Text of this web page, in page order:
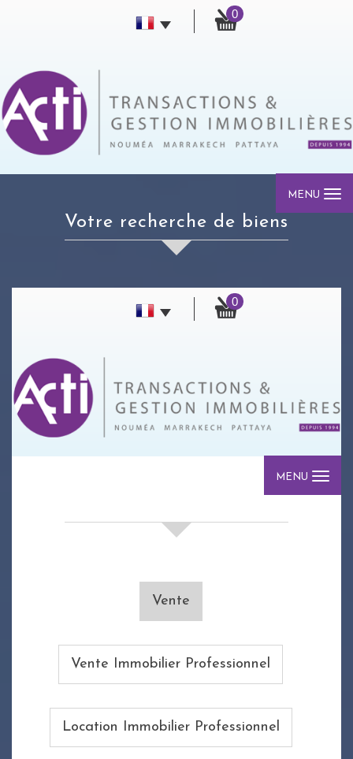
0
MENU
votre recherche de biens
0
MENU
Vente
Vente Immobilier Professionnel
Location Immobilier Professionnel